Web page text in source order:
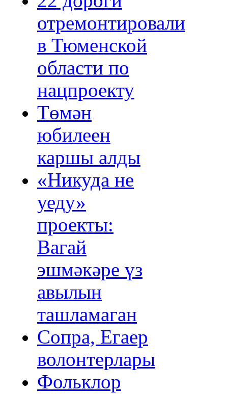
отремонтировали
в Тюменской
области по
нацпроекту
Төмән
юбилеен
каршы алды
«Никуда не
уеду»
проекты:
Вагай
эшмәкәре үз
авылын
ташламаган
Сопра, Егаер
волонтерлары
Фольклор